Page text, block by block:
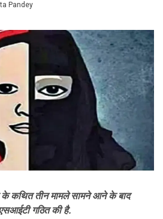
Pandey
के कथित तीन मामले सामने आने के बाद
गठित की है.